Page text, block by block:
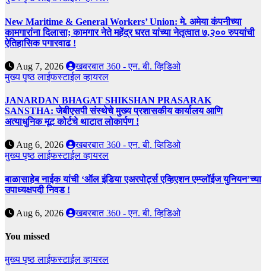
New Maritime & General Workers’ Union: मे. अमेया कंपनीच्या
कामगारांना दिलासा; कामगार नेते महेंद्र घरत यांच्या नेतृत्वात ७,२०० रुपयांची
ऐतिहासिक पगारवाढ !
Aug 7, 2026
खबरबात 360 - एन. बी. व्हिडिओ
मुख्य पृष्ठलाईफस्टाईलव्हायरल
JANARDAN BHAGAT SHIKSHAN PRASARAK
SANSTHA: जेबीएसपी संस्थेचे मुख्य प्रशासकीय कार्यालय आणि
अत्याधुनिक मूट कोर्टचे थाटात लोकार्पण !
Aug 6, 2026
खबरबात 360 - एन. बी. व्हिडिओ
मुख्य पृष्ठलाईफस्टाईलव्हायरल
बाळासाहेब नाईक यांची ‘ऑल इंडिया एअरपोर्ट्स एव्हिएशन एम्प्लॉईज युनियन’च्या
उपाध्यक्षपदी निवड !
Aug 6, 2026 खबरबात 360 - एन. बी. व्हिडिओ
You missed
मुख्य पृष्ठलाईफस्टाईलव्हायरल